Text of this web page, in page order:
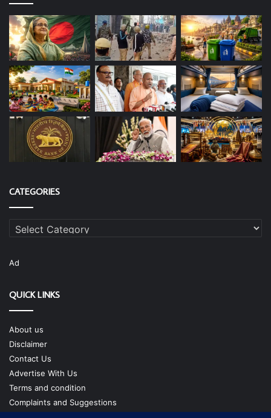
CATEGORIES
Categories
Ad
QUICK LINKS
About us
Disclaimer
Contact Us
Advertise With Us
Terms and condition
Complaints and Suggestions